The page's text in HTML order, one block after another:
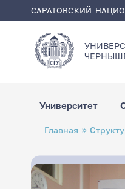
САРАТОВСКИЙ
Университет
Строка
навигации
Главная